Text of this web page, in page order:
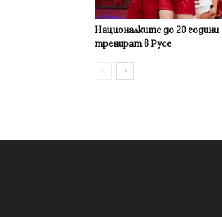
Националките до 20 години
тренират в Русе